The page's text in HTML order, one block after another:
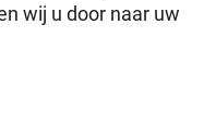
wij u door naar uw